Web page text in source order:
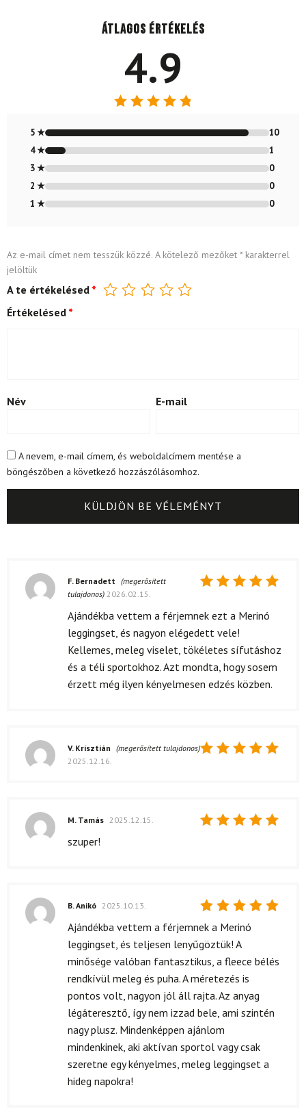
Átlagos értékelés
4.9
4.91/ 5
5 ★
10
4 ★
1
3 ★
0
2 ★
0
1 ★
0
Az e-mail címet nem tesszük közzé. A kötelező mezőket *karakterrel
jelöltük
A te értékelésed *
Értékelésed *
Név E-mail
A nevem, e-mail címem, és weboldalcímem mentése a
böngészőben a következő hozzászólásomhoz.
5 / 5
F. Bernadett (megerősített
tulajdonos) 2026.02.15.
Ajándékba vettem a férjemnek ezt a Merinó
leggingset, és nagyon elégedett vele!
Kellemes, meleg viselet, tökéletes sífutáshoz
és a téli sportokhoz. Azt mondta, hogy sosem
érzett még ilyen kényelmesen edzés közben.
V. Krisztián (megerősített tulajdonos)
2025.12.16.
M. Tamás 2025.12.15.
szuper!
Értékelés:
B. Anikó 2025.10.13.
Ajándékba vettem a férjemnek a Merinó
leggingset, és teljesen lenyűgöztük! A
minősége valóban fantasztikus, a fleece bélés
rendkívül meleg és puha. A méretezés is
pontos volt, nagyon jól áll rajta. Az anyag
légáteresztő, így nem izzad bele, ami szintén
nagy plusz. Mindenképpen ajánlom
mindenkinek, aki aktívan sportol vagy csak
szeretne egy kényelmes, meleg leggingset a
hideg napokra!